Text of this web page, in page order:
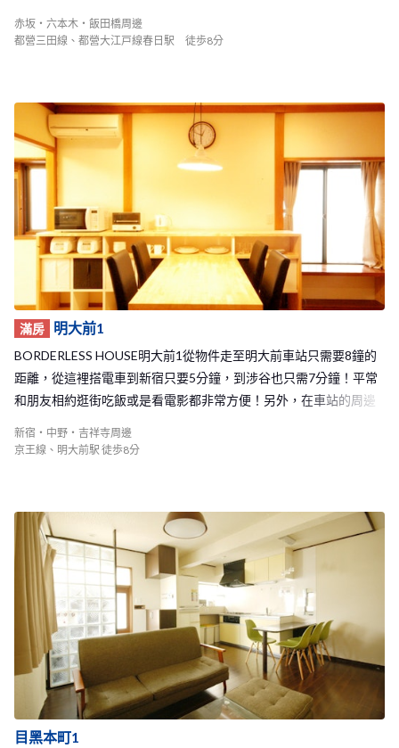
use！不僅有寬敞的客廳，廁所和浴室的數量設置也非常的充裕，樓
人交流的話～請不要猶豫加入我們的BORDERLESS HOUSE後樂園1
赤坂・六本木・飯田橋周邊
都營三田線、都營大江戸線春日駅 徒歩8分
滿房 明大前1
BORDERLESS HOUSE明大前1從物件走至明大前車站只需要8鐘的
距離，從這裡搭電車到新宿只要5分鐘，到涉谷也只需7分鐘！平常
和朋友相約逛街吃飯或是看電影都非常方便！另外，在車站的周邊
的學校，使這裡的氣氛有著充滿活力的感覺。 交通如此便利又有著
要猶豫了！快加入我們的明大前1 Share House大家庭，和來自世界
各地的人一起在日本快樂的生活吧！
新宿・中野・吉祥寺周邊
京王線、明大前駅 徒歩8分
目黑本町1